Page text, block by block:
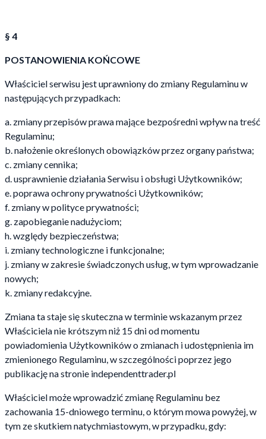
§ 4
POSTANOWIENIA KOŃCOWE
Właściciel serwisu jest uprawniony do zmiany Regulaminu w
następujących przypadkach:
a. zmiany przepisów prawa mające bezpośredni wpływ na treść
Regulaminu;
b. nałożenie określonych obowiązków przez organy państwa;
c. zmiany cennika;
d. usprawnienie działania Serwisu i obsługi Użytkowników;
e. poprawa ochrony prywatności Użytkowników;
f. zmiany w polityce prywatności;
g. zapobieganie nadużyciom;
h. względy bezpieczeństwa;
i. zmiany technologiczne i funkcjonalne;
j. zmiany w zakresie świadczonych usług, w tym wprowadzanie
nowych;
k. zmiany redakcyjne.
Zmiana ta staje się skuteczna w terminie wskazanym przez
Właściciela nie krótszym niż 15 dni od momentu
powiadomienia Użytkowników o zmianach i udostępnienia im
zmienionego Regulaminu, w szczególności poprzez jego
publikację na stronie independenttrader.pl
Właściciel może wprowadzić zmianę Regulaminu bez
zachowania 15-dniowego terminu, o którym mowa powyżej, w
tym ze skutkiem natychmiastowym, w przypadku, gdy: